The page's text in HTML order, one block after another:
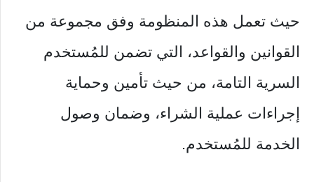
حيث تعمل هذه المنظومة وفق مجموعة من
القوانين والقواعد، التي تضمن للمُستخدم
السرية التامة، من حيث تأمين وحماية
إجراءات عملية الشراء، وضمان وصول
الخدمة للمُستخدم.